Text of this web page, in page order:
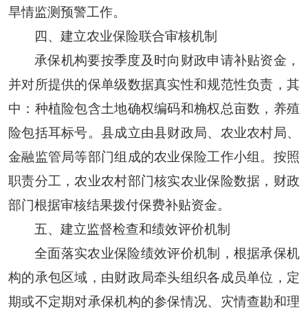
旱情监测预警工作。
四、建立农业保险联合审核机制
承保机构要按季度及时向财政申请补贴资金，
并对所提供的保单级数据真实性和规范性负责，其
中：种植险包含土地确权编码和桷权总亩数，养殖
险包括耳标号。县成立由县财政局、农业农村局、
金融监管局等部门组成的农业保险工作小组。按照
职责分工，农业农村部门核实农业保险数据，财政
部门根据审核结果拨付保费补贴资金。
五、建立监督检查和绩效评价机制
全面落实农业保险绩效评价机制，根据承保机
构的承包区域，由财政局牵头组织各成员单位，定
期或不定期对承保机构的参保情况、灾情查勘和理